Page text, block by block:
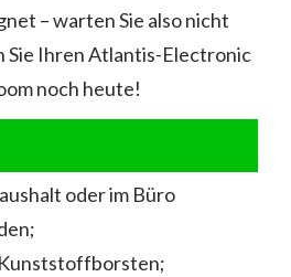
– warten Sie also nicht
Sie Ihren Atlantis-Electronic
noch heute!
oder im Büro